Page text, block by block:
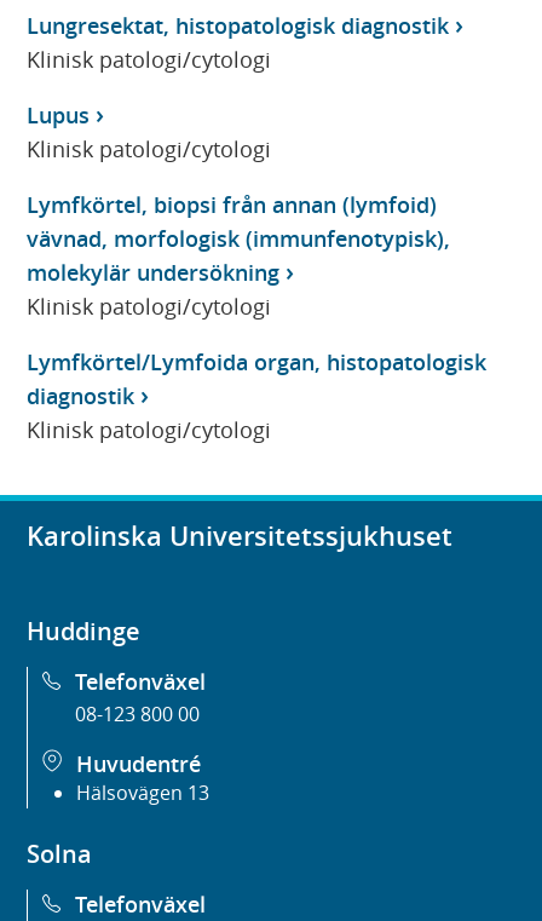
Lungresektat, histopatologisk diagnostik
Klinisk patologi/cytologi
Lupus
Klinisk patologi/cytologi
Lymfkörtel, biopsi från annan (lymfoid)
vävnad, morfologisk (immunfenotypisk),
molekylär undersökning
Klinisk patologi/cytologi
Lymfkörtel/Lymfoida organ, histopatologisk
diagnostik
Klinisk patologi/cytologi
Karolinska Universitetssjukhuset
Huddinge
Telefonväxel
08-123 800 00
Huvudentré
Hälsovägen 13
Solna
Telefonväxel